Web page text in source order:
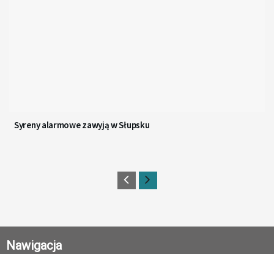
Syreny alarmowe zawyją w Słupsku
Nawigacja